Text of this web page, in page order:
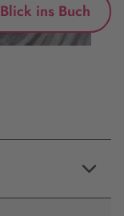
Blick ins Buch